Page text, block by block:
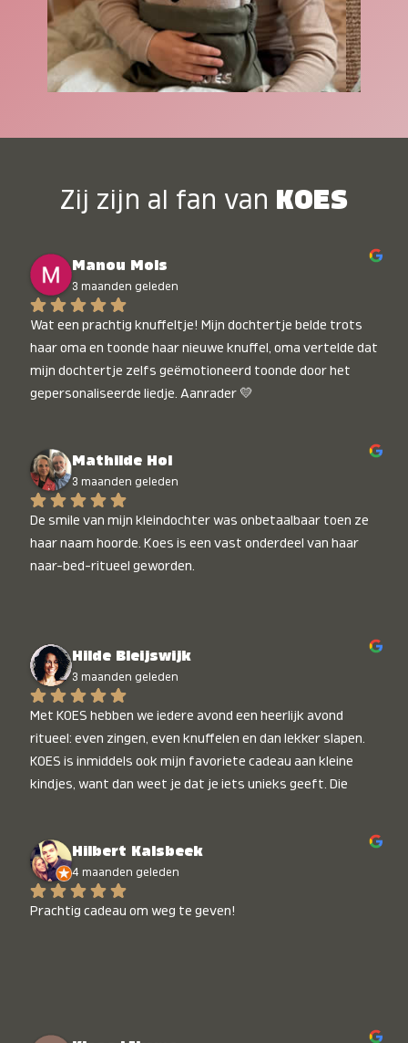
Zij zijn al fan van KOES
Manou Mols
3 maanden geleden
Wat een prachtig knuffeltje! Mijn dochtertje belde trots
haar oma en toonde haar nieuwe knuffel, oma vertelde dat
mijn dochtertje zelfs geëmotioneerd toonde door het
gepersonaliseerde liedje. Aanrader 💛
Mathilde Hol
3 maanden geleden
De smile van mijn kleindochter was onbetaalbaar toen ze
haar naam hoorde. Koes is een vast onderdeel van haar
naar-bed-ritueel geworden.
Hilde Bleijswijk
3 maanden geleden
Met KOES hebben we iedere avond een heerlijk avond
ritueel: even zingen, even knuffelen en dan lekker slapen.
KOES is inmiddels ook mijn favoriete cadeau aan kleine
kindjes, want dan weet je dat je iets unieks geeft. Die
Hilbert Kalsbeek
4 maanden geleden
Prachtig cadeau om weg te geven!